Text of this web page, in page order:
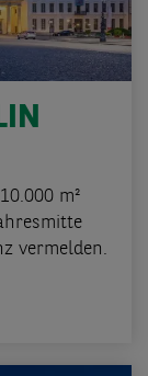
m²
vermelden.